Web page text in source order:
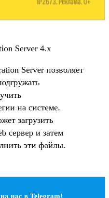
Server 4.х
Server позволяет
на системе.
загрузить
сервер и затем
эти файлы.
наc в Telegram!